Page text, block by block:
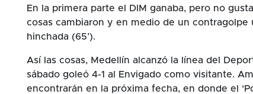
En la primera parte el DIM ganaba, pero no
cosas cambiaron y en medio de un contragolpe
hinchada (65’).
Así las cosas, Medellín alcanzó la línea del
sábado goleó 4-1 al Envigado como visitante.
encontrarán en la próxima fecha, en donde el